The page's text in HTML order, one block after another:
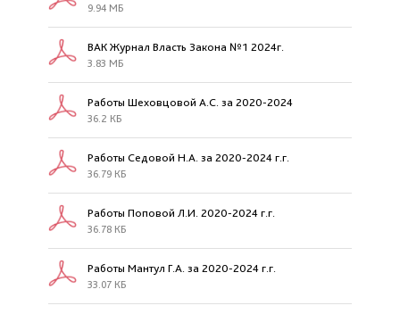
9.94 МБ
ВАК Журнал Власть Закона №1 2024г.
3.83 МБ
Работы Шеховцовой А.С. за 2020-2024
36.2 КБ
Работы Седовой Н.А. за 2020-2024 г.г.
36.79 КБ
Работы Поповой Л.И. 2020-2024 г.г.
36.78 КБ
Работы Мантул Г.А. за 2020-2024 г.г.
33.07 КБ